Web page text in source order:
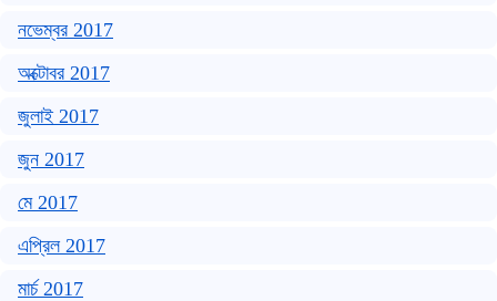
নভেম্বর 2017
অক্টোবর 2017
জুলাই 2017
জুন 2017
মে 2017
এপ্রিল 2017
মার্চ 2017